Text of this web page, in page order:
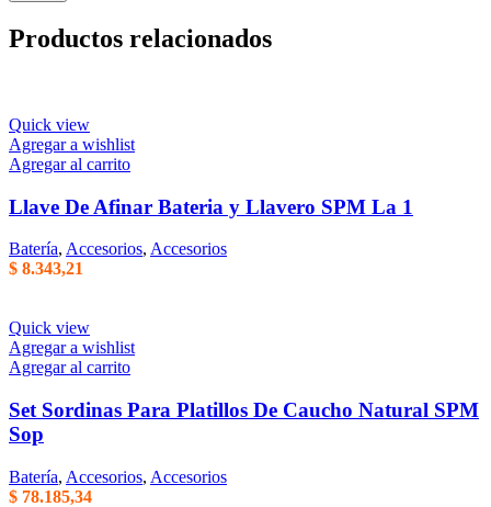
Productos relacionados
Quick view
Agregar a wishlist
Agregar al carrito
Llave De Afinar Bateria y Llavero SPM La 1
Batería, Accesorios, Accesorios
$ 8.343,21
Quick view
Agregar a wishlist
Agregar al carrito
Set Sordinas Para Platillos De Caucho Natural SPM
Sop
Batería, Accesorios, Accesorios
$ 78.185,34